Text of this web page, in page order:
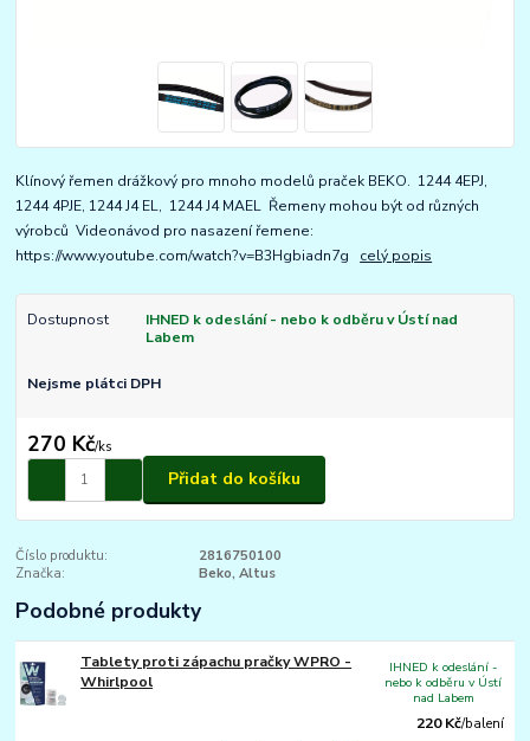
Klínový řemen drážkový pro mnoho modelů praček BEKO. 1244 4EPJ,
1244 4PJE, 1244 J4 EL, 1244 J4 MAEL Řemeny mohou být od různých
výrobců Videonávod pro nasazení řemene:
https://www.youtube.com/watch?v=B3Hgbiadn7g celý popis
Dostupnost
IHNED k odeslání - nebo k odběru v Ústí nad
Labem
Nejsme plátci DPH
270 Kč/ks
Přidat do košíku
Číslo produktu:
2816750100
Značka:
Beko, Altus
Podobné produkty
Tablety proti zápachu pračky WPRO -
Whirlpool
220 Kč/balení
IHNED k odeslání -
nebo k odběru v Ústí
nad Labem